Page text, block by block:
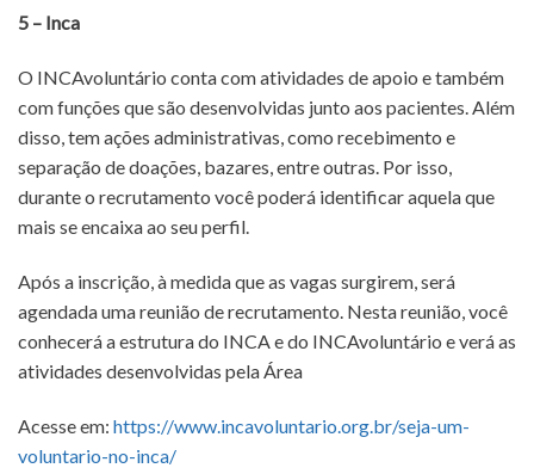
5 – Inca
O INCAvoluntário conta com atividades de apoio e também
com funções que são desenvolvidas junto aos pacientes. Além
disso, tem ações administrativas, como recebimento e
separação de doações, bazares, entre outras. Por isso,
durante o recrutamento você poderá identificar aquela que
mais se encaixa ao seu perfil.
Após a inscrição, à medida que as vagas surgirem, será
agendada uma reunião de recrutamento. Nesta reunião, você
conhecerá a estrutura do INCA e do INCAvoluntário e verá as
atividades desenvolvidas pela Área
Acesse em: https://www.incavoluntario.org.br/seja-um-
voluntario-no-inca/